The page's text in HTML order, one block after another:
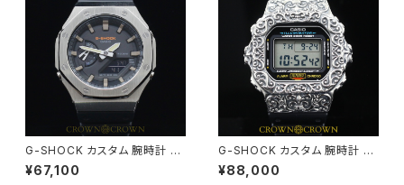
G-SHOCK カスタム 腕時計 カ
シオーク GA-2100SU-1A GA
2100-007
¥67,100
G-SHOCK カスタム 腕時計 D
W5600E-1 DW5600-015
¥88,000